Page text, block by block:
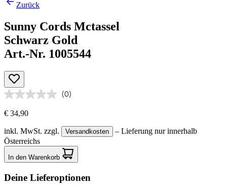
Zurück
Sunny Cords Mctassel
Schwarz Gold
Art.-Nr. 1005544
(0)
€ 34,90
inkl. MwSt. zzgl. Versandkosten
– Lieferung nur innerhalb
Österreichs
In den Warenkorb
Deine Lieferoptionen